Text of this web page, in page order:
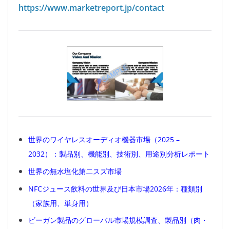
https://www.marketreport.jp/contact
世界のワイヤレスオーディオ機器市場（2025 –
2032）：製品別、機能別、技術別、用途別分析レポート
世界の無水塩化第二スズ市場
NFCジュース飲料の世界及び日本市場2026年：種類別
（家族用、単身用）
ビーガン製品のグローバル市場規模調査、製品別（肉・